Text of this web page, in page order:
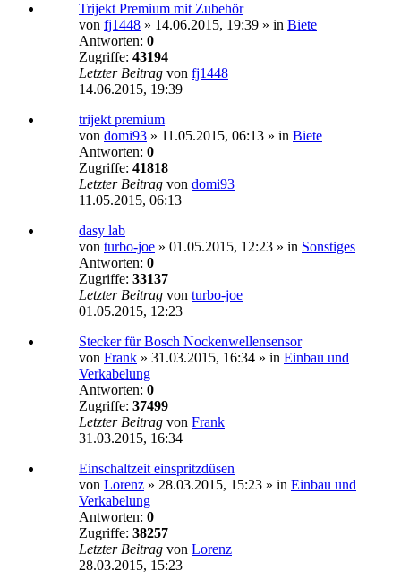
Trijekt Premium mit Zubehör
von fj1448 » 14.06.2015, 19:39 » in Biete
Antworten: 0
Zugriffe: 43194
Letzter Beitrag von fj1448
14.06.2015, 19:39
trijekt premium
von domi93 » 11.05.2015, 06:13 » in Biete
Antworten: 0
Zugriffe: 41818
Letzter Beitrag von domi93
11.05.2015, 06:13
dasy lab
von turbo-joe » 01.05.2015, 12:23 » in Sonstiges
Antworten: 0
Zugriffe: 33137
Letzter Beitrag von turbo-joe
01.05.2015, 12:23
Stecker für Bosch Nockenwellensensor
von Frank » 31.03.2015, 16:34 » in Einbau und
Verkabelung
Antworten: 0
Zugriffe: 37499
Letzter Beitrag von Frank
31.03.2015, 16:34
Einschaltzeit einspritzdüsen
von Lorenz » 28.03.2015, 15:23 » in Einbau und
Verkabelung
Antworten: 0
Zugriffe: 38257
Letzter Beitrag von Lorenz
28.03.2015, 15:23